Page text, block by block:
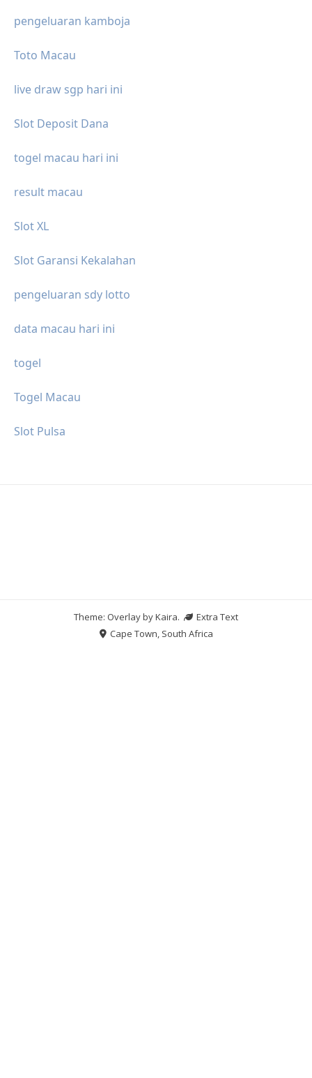
pengeluaran kamboja
Toto Macau
live draw sgp hari ini
Slot Deposit Dana
togel macau hari ini
result macau
Slot XL
Slot Garansi Kekalahan
pengeluaran sdy lotto
data macau hari ini
togel
Togel Macau
Slot Pulsa
Theme: Overlay byKaira.
Extra Text
Cape Town, South Africa